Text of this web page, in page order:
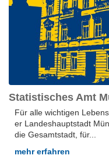
Statistisches Amt
Für alle wich­ti­gen
er Lan­des­hauptstadt
die Ge­samt­stadt, für...
mehr erfahren